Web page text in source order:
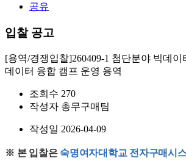
공유
입찰 공고
[용역/경쟁입찰]260409-1 첨단분야 빅데이
데이터 융합 캠프 운영 용역
조회수 270
작성자 총무구매팀
작성일 2026-04-09
※ 본 입찰은 숙명여자대학교 전자구매시